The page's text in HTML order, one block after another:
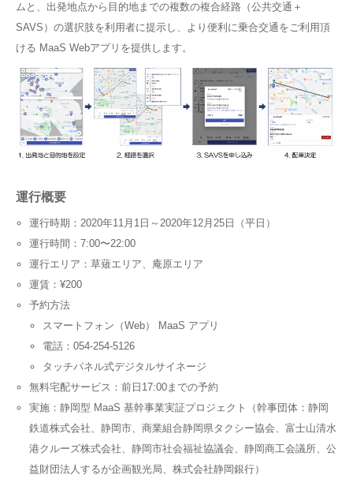
ムと、出発地点から目的地までの複数の複合経路（公共交通＋
SAVS）の選択肢を利用者に提示し、より便利に乗合交通をご利用頂
ける MaaS Webアプリを提供します。
運行概要
運行時期：2020年11月1日～2020年12月25日（平日）
運行時間：7:00〜22:00
運行エリア：草薙エリア、庵原エリア
運賃：¥200
予約方法
スマートフォン（Web） MaaS アプリ
電話：054-254-5126
タッチパネル式デジタルサイネージ
無料宅配サービス：前日17:00までの予約
実施：静岡型 MaaS 基幹事業実証プロジェクト（幹事団体：静岡
鉄道株式会社、静岡市、商業組合静岡県タクシー協会、富士山清水
港クルーズ株式会社、静岡市社会福祉協議会、静岡商工会議所、公
益財団法人するが企画観光局、株式会社静岡銀行）